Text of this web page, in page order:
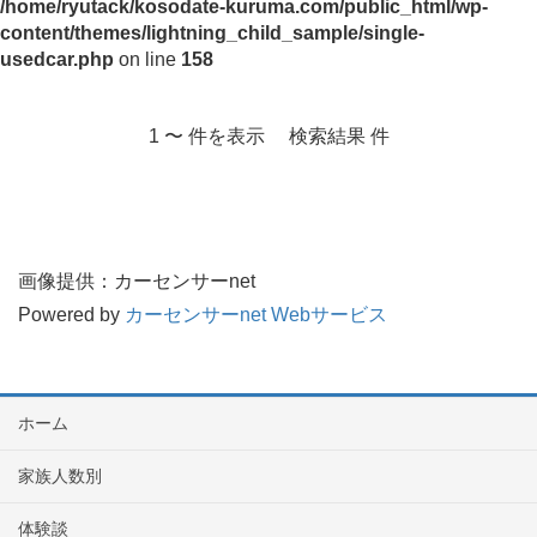
/home/ryutack/kosodate-kuruma.com/public_html/wp-
content/themes/lightning_child_sample/single-
usedcar.php on line 158
1 〜 件を表示 検索結果 件
画像提供：カーセンサーnet
Powered by カーセンサーnet Webサービス
ホーム
家族人数別
体験談